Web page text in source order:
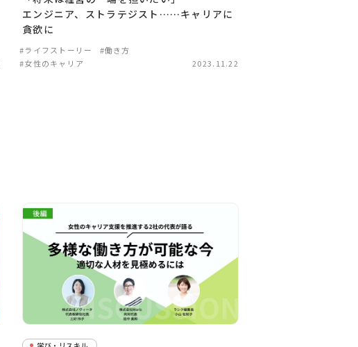
エンジニア、ストラテジスト……キャリアに
貪欲に
#ライフストーリー
#働き方
#女性のキャリア
2023.11.22